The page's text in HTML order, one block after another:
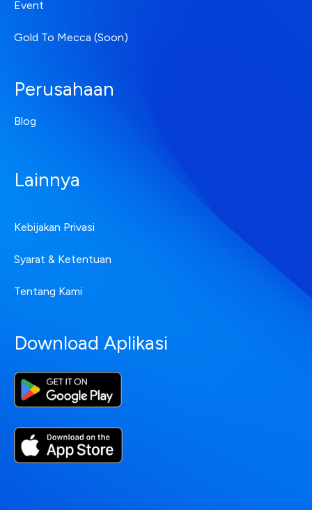
Event
Gold To Mecca (Soon)
Perusahaan
Blog
Lainnya
Kebijakan Privasi
Syarat & Ketentuan
Tentang Kami
Download Aplikasi